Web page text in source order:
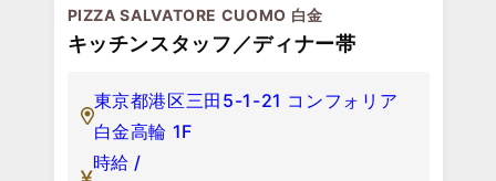
PIZZA SALVATORE CUOMO 白金
キッチンスタッフ／ディナー帯
東京都港区三田5-1-21 コンフォリア
白金高輪 1F
時給 /